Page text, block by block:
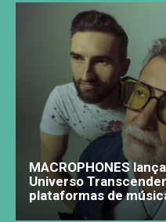
MACROPHONES
Universo
plataformas de